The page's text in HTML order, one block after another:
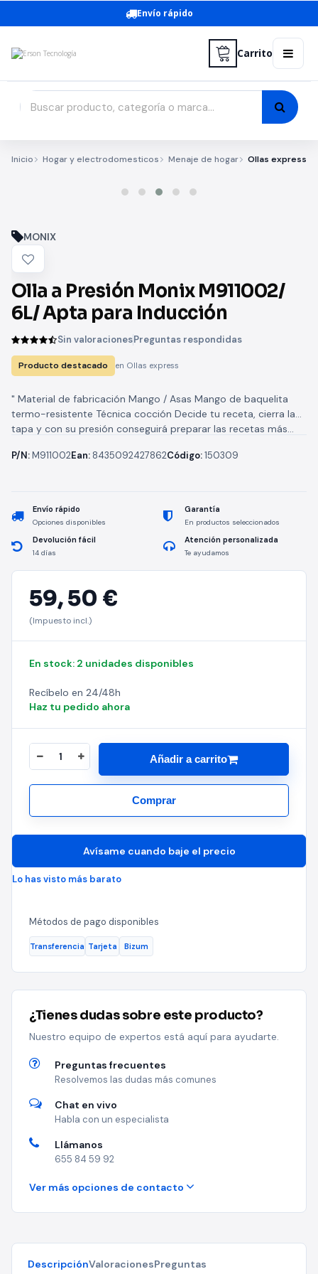
Envío rápido
Carrito
Inicio Hogar y electrodomesticos Menaje de hogar Ollas express
MONIX
Olla a Presión Monix M911002/
6L/ Apta para Inducción
Sin valoracionesPreguntas respondidas
Producto destacado en Ollas express
" Material de fabricación Mango / Asas Mango de baquelita
termo-resistente Técnica cocción Decide tu receta, cierra la
tapa y con su presión conseguirá preparar las recetas más...
P/N:M911002Ean: 8435092427862Código:150309
Envío rápido
Opciones disponibles
Garantía
En productos seleccionados
Devolución fácil
14 días
Atención personalizada
Te ayudamos
59,50 €
(Impuesto incl.)
En stock: 2 unidades disponibles
Recíbelo en 24/48h
Haz tu pedido ahora
Añadir a carrito
Comprar
Avísame cuando baje el precio
Lo has visto más barato
Métodos de pago disponibles
Transferencia Tarjeta Bizum
¿Tienes dudas sobre este producto?
Nuestro equipo de expertos está aquí para ayudarte.
Preguntas frecuentes
Resolvemos las dudas más comunes
Chat en vivo
Habla con un especialista
Llámanos
655 84 59 92
Ver más opciones de contacto
DescripciónValoracionesPreguntas